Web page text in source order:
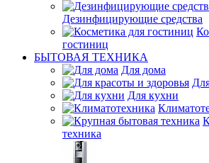
Дезинфицирующие средства
гостиниц
БЫТОВАЯ ТЕХНИКА
Для дома
Для кухни
техника